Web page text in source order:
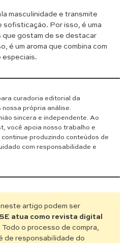
masculinidade e transmite
sofisticação. Por isso, é uma
que gostam de se destacar
é um aroma que combina com
especiais.
curadoria editorial da
própria análise.
sincera e independente. Ao
você apoia nosso trabalho e
produzindo conteúdos de
com responsabilidade e
artigo podem ser
atua como revista digital
Todo o processo de compra,
de responsabilidade do